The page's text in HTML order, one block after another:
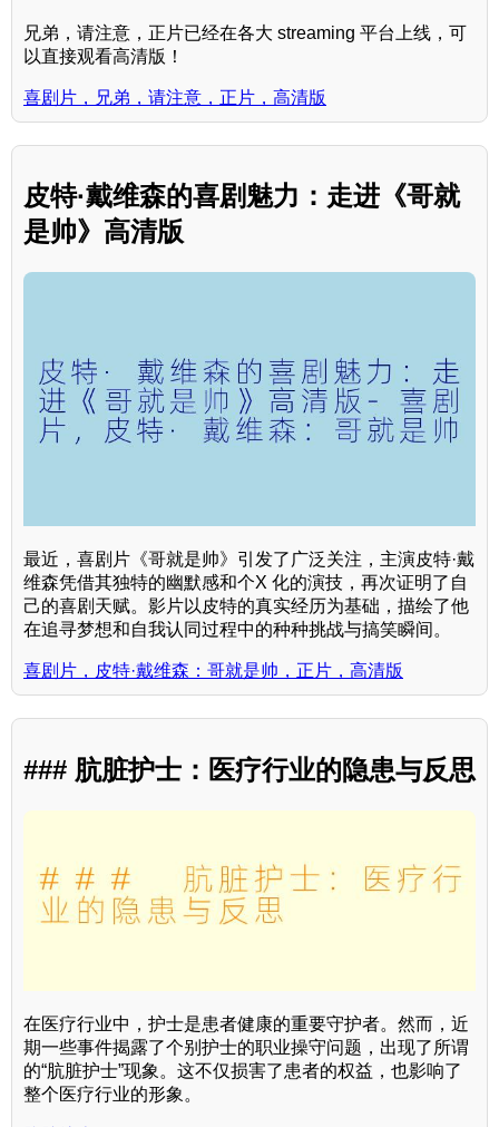
兄弟，请注意，正片已经在各大 streaming 平台上线，可
以直接观看高清版！
喜剧片，兄弟，请注意，正片，高清版
皮特·戴维森的喜剧魅力：走进《哥就
是帅》高清版
最近，喜剧片《哥就是帅》引发了广泛关注，主演皮特·戴
维森凭借其独特的幽默感和个X 化的演技，再次证明了自
己的喜剧天赋。影片以皮特的真实经历为基础，描绘了他
在追寻梦想和自我认同过程中的种种挑战与搞笑瞬间。
喜剧片，皮特·戴维森：哥就是帅，正片，高清版
### 肮脏护士：医疗行业的隐患与反思
在医疗行业中，护士是患者健康的重要守护者。然而，近
期一些事件揭露了个别护士的职业操守问题，出现了所谓
的“肮脏护士”现象。这不仅损害了患者的权益，也影响了
整个医疗行业的形象。